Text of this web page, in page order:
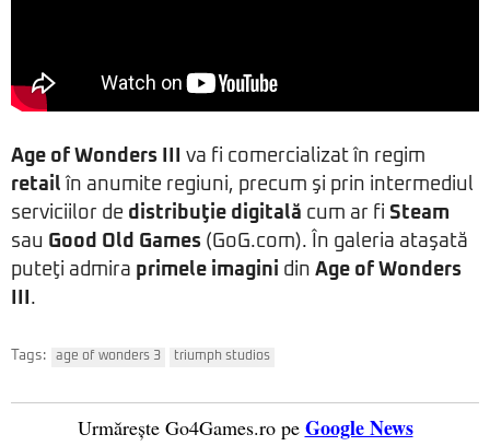
Age of Wonders III
va fi comercializat în regim
retail în anumite regiuni, precum şi prin intermediul
serviciilor de distribuţie digitală cum ar fi Steam
sau Good Old Games (GoG.com). În galeria ataşată
puteţi admira primele imagini din Age of Wonders
.
Tags: age of wonders 3 triumph studios
Urmărește Go4Games.ro pe Google News